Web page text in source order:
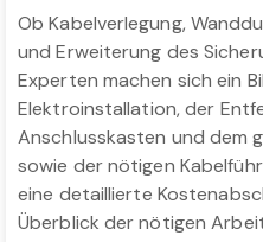
Ob Kabelverlegung,
und Erweiterung des
Experten machen sich ein
Elektroinstallation, der
Anschlusskasten und dem
sowie der nötigen
eine detaillierte
Überblick der nötigen